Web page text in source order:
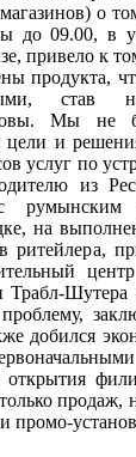
о
до 09.00, в
привело к
продукта,
став
Мы не
цели и
услуг по
из
с
на
ритейлера,
Шутера
добился
открытия
продаж,
промо-